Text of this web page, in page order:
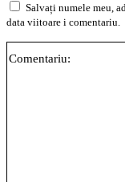
Salvați numele meu,
data viitoare i comentariu.